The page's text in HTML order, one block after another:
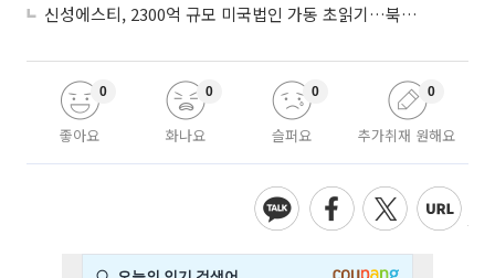
신성에스티, 2300억 규모 미국법인 가동 초읽기…북미 ESS 공략 본격화
좋아요
0
화나요
0
슬퍼요
0
추가취재 원해요
0